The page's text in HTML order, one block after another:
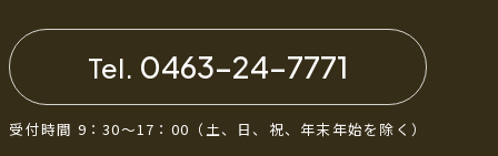
Tel. 0463-24-7771
受付時間 9：30～17：00 （土、日、祝、年末年始を除く）